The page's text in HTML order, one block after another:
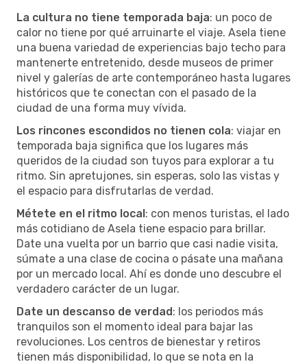
La cultura no tiene temporada baja: un poco de
calor no tiene por qué arruinarte el viaje. Asela tiene
una buena variedad de experiencias bajo techo para
mantenerte entretenido, desde museos de primer
nivel y galerías de arte contemporáneo hasta lugares
históricos que te conectan con el pasado de la
ciudad de una forma muy vívida.
Los rincones escondidos no tienen cola: viajar en
temporada baja significa que los lugares más
queridos de la ciudad son tuyos para explorar a tu
ritmo. Sin apretujones, sin esperas, solo las vistas y
el espacio para disfrutarlas de verdad.
Métete en el ritmo local: con menos turistas, el lado
más cotidiano de Asela tiene espacio para brillar.
Date una vuelta por un barrio que casi nadie visita,
súmate a una clase de cocina o pásate una mañana
por un mercado local. Ahí es donde uno descubre el
verdadero carácter de un lugar.
Date un descanso de verdad: los periodos más
tranquilos son el momento ideal para bajar las
revoluciones. Los centros de bienestar y retiros
tienen más disponibilidad, lo que se nota en la